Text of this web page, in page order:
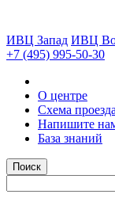
ИВЦ Запад ИВЦ
+7 (495) 995-50-30
О центре
Схема проезда
Напишите
База знаний
Поиск